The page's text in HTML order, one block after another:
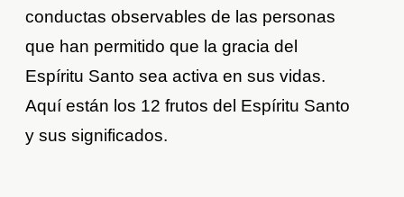
conductas observables de las personas
que han permitido que la gracia del
Espíritu Santo sea activa en sus vidas.
Aquí están los 12 frutos del Espíritu Santo
y sus significados.